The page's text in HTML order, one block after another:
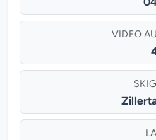
VIDEO